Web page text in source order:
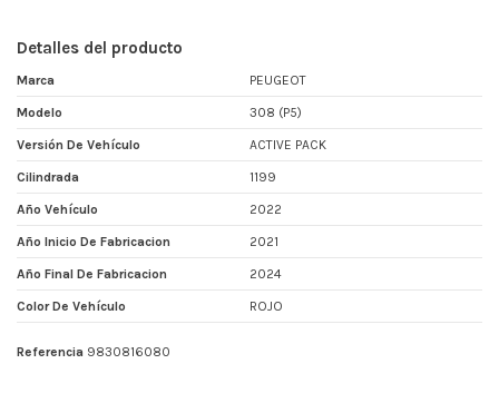
Detalles del producto
Marca PEUGEOT
Modelo 308 (P5)
Versión De Vehículo ACTIVE PACK
Cilindrada 1199
Año Vehículo 2022
Año Inicio De Fabricacion 2021
Año Final De Fabricacion 2024
Color De Vehículo ROJO
Referencia 9830816080